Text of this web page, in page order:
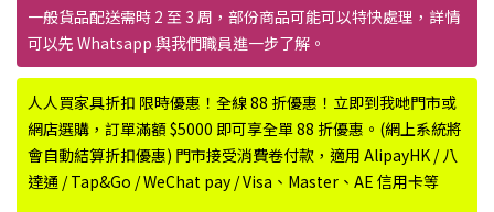
範
圍：
$1,480.00
到
$1,780.00
一般貨品配送需時 2 至 3 周，部份商品可能可以特快處理，詳情
可以先 Whatsapp 與我們職員進一步了解。
人人買家具折扣 限時優惠！全線 88 折優惠！立即到我哋門市或
網店選購，訂單滿額 $5000 即可享全單 88 折優惠。(網上系統將
會自動結算折扣優惠) 門市接受消費卷付款，適用 AlipayHK / 八
達通 / Tap&Go / WeChat pay / Visa、Master、AE 信用卡等